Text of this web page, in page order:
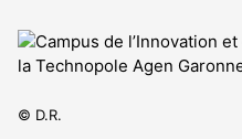
© D.R.